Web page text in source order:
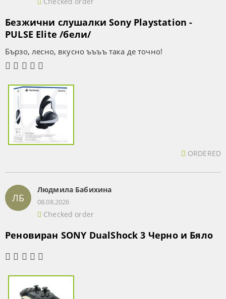
Безжични слушалки Sony Playstation -
PULSE Elite /бели/
Бързо, лесно, вкусно ъъъъ така де точно!
ORDERED
ЛБ
Людмила Бабихина
08.08.2026
Checked order
Реновиран SONY DualShock 3 Черно и Бяло